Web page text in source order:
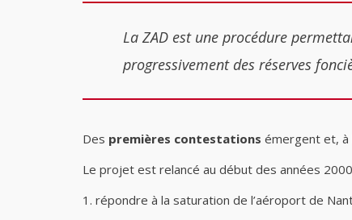
La ZAD est une procédure
progressivement des réserves
Des premières contestations émergent et, à
Le projet est relancé au début des années
répondre à la saturation de l’aéroport de